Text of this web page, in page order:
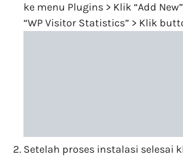
ke menu Plugins > Klik “Add
“WP Visitor Statistics” > Klik
Setelah proses instalasi selesai